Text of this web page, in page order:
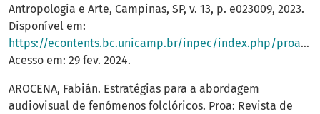
Antropologia e Arte, Campinas, SP, v. 13, p. e023009, 2023.
Disponível em:
https://econtents.bc.unicamp.br/inpec/index.php/proa/article/view/18392
Acesso em: 29 fev. 2024.
AROCENA, Fabián. Estratégias para a abordagem
audiovisual de fenómenos folclóricos. Proa: Revista de